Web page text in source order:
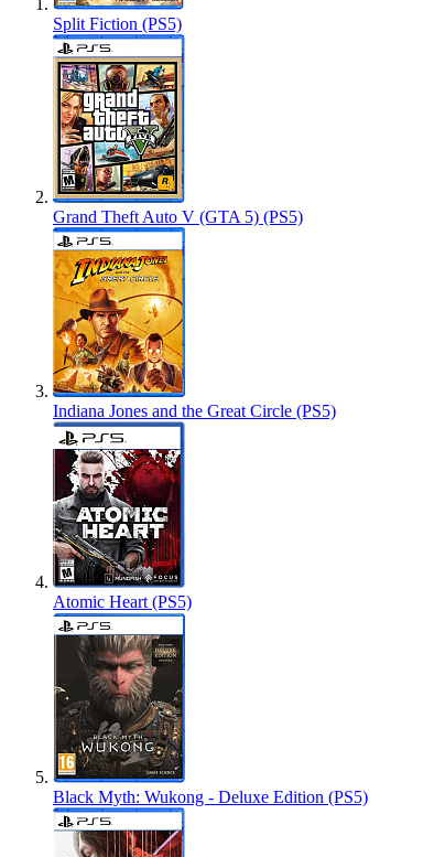
Split Fiction (PS5)
Grand Theft Auto V (GTA 5) (PS5)
Indiana Jones and the Great Circle (PS5)
Atomic Heart (PS5)
Black Myth: Wukong - Deluxe Edition (PS5)